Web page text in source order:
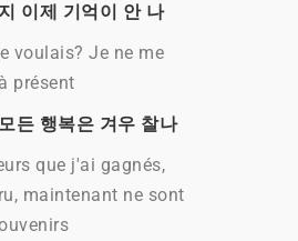
이제 기억이 안 나
voulais? Je ne me
présent
든 행복은 겨우 찰나
que j'ai gagnés,
maintenant ne sont